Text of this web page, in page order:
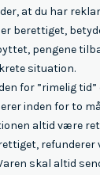
at du har
berettiget,
pengene
situation.
for ”rimelig
inden for to
altid være
refunderer
skal altid